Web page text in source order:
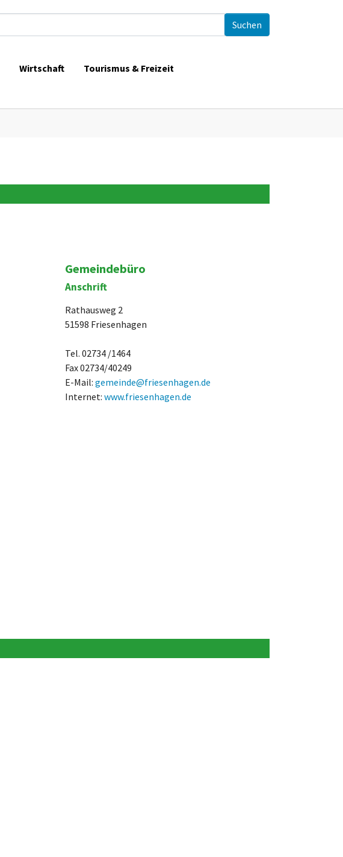
Wirtschaft Tourismus & Freizeit
Gemeindebüro
Anschrift
Rathausweg 2
51598 Friesenhagen
Tel. 02734 /1464
Fax 02734/40249
E-Mail: gemeinde@friesenhagen.de
Internet: www.friesenhagen.de